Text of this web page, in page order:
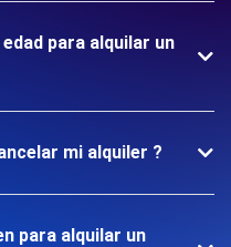
para alquilar un
mi alquiler ?
para alquilar un